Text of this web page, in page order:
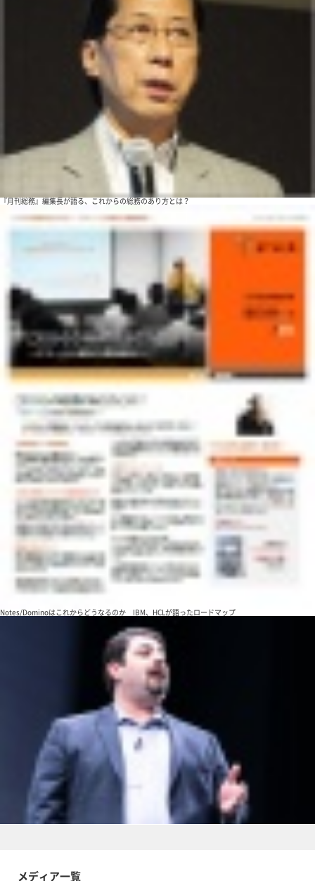
『月刊総務』編集長が語る、これからの総務のあり方とは？
Notes/Dominoはこれからどうなるのか IBM、HCLが語ったロードマップ
メディア一覧